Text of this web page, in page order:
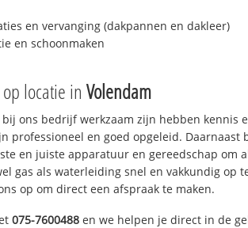
en vervanging (dakpannen en dakleer)
en schoonmaken
locatie in Volendam
ons bedrijf werkzaam zijn hebben kennis
professioneel en goed opgeleid. Daarnaast
en juiste apparatuur en gereedschap om
gas als waterleiding snel en vakkundig op
op om direct een afspraak te maken.
075-7600488 en we helpen je direct in de